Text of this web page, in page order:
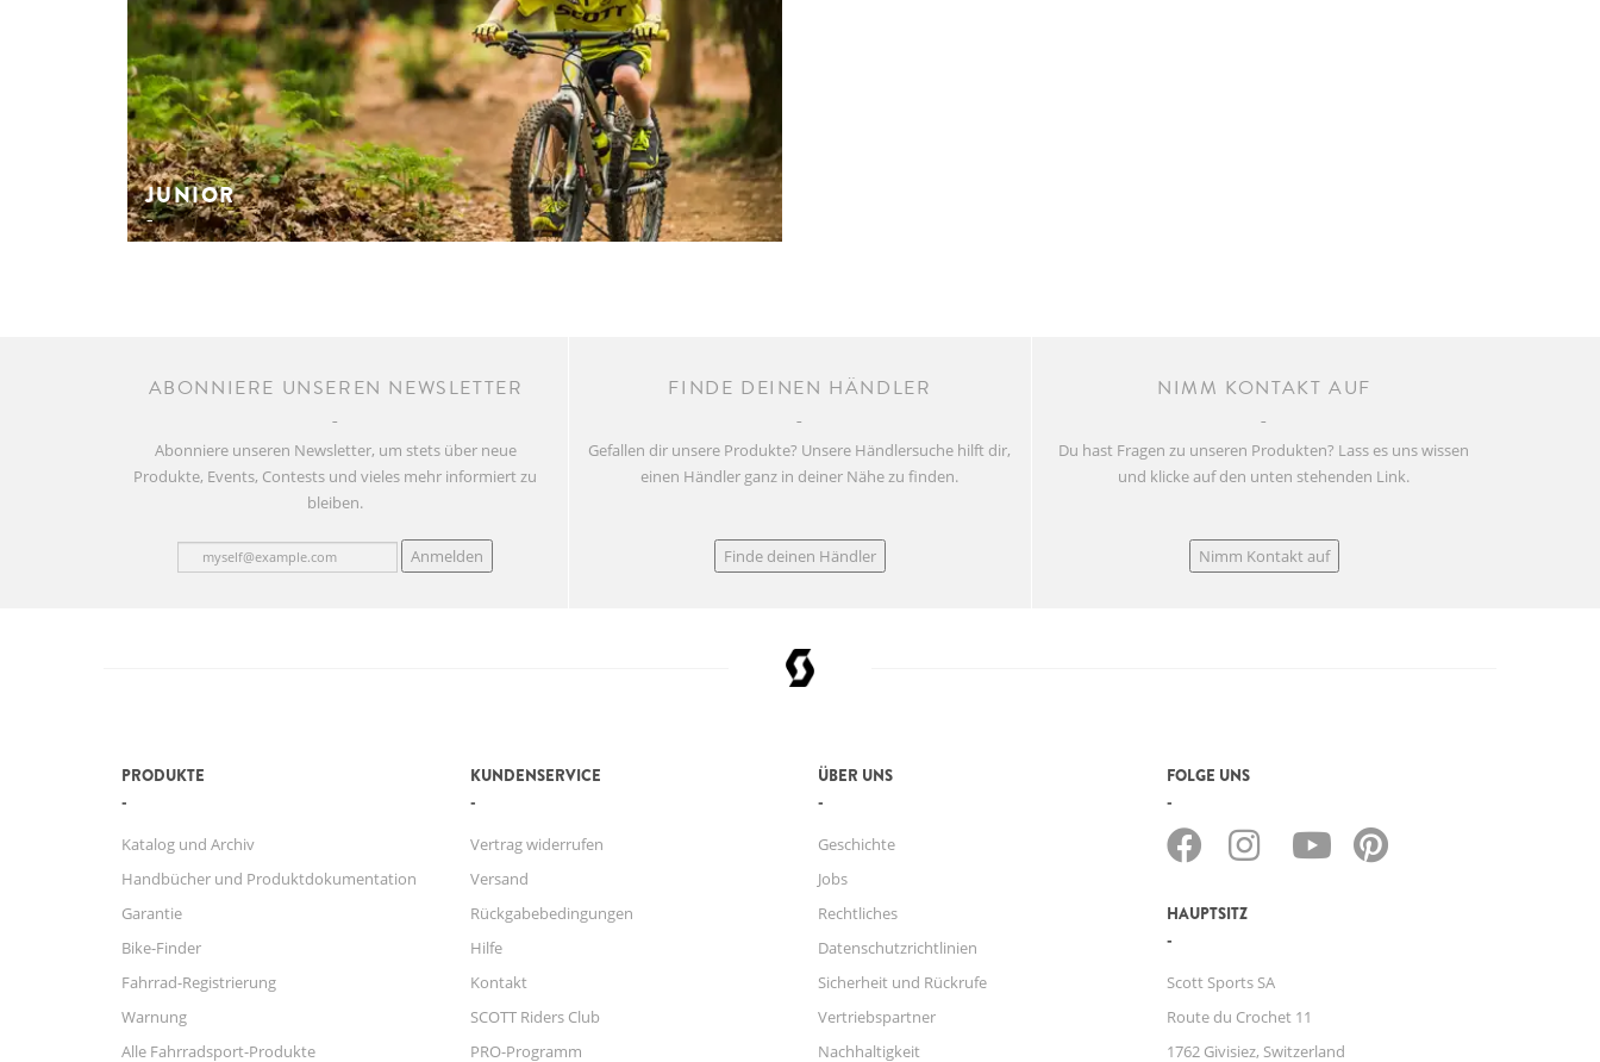
JUNIOR
ABONNIERE UNSEREN NEWSLETTER
Abonniere unseren Newsletter, um stets über neue
Produkte, Events, Contests und vieles mehr informiert zu
bleiben.
Anmelden
FINDE DEINEN HÄNDLER
Gefallen dir unsere Produkte? Unsere Händlersuche hilft dir,
einen Händler ganz in deiner Nähe zu finden.
Finde deinen Händler
NIMM KONTAKT AUF
Du hast Fragen zu unseren Produkten? Lass es uns wissen
und klicke auf den unten stehenden Link.
Nimm Kontakt auf
PRODUKTE
Katalog und Archiv
Handbücher und Produktdokumentation
Garantie
Bike-Finder
Fahrrad-Registrierung
Warnung
Alle Fahrradsport-Produkte
KUNDENSERVICE
Vertrag widerrufen
Versand
Rückgabebedingungen
Hilfe
Kontakt
SCOTT Riders Club
PRO-Programm
ÜBER UNS
Geschichte
Jobs
Rechtliches
Datenschutzrichtlinien
Sicherheit und Rückrufe
Vertriebspartner
Nachhaltigkeit
FOLGE UNS
HAUPTSITZ
Scott Sports SA
Route du Crochet 11
1762 Givisiez, Switzerland